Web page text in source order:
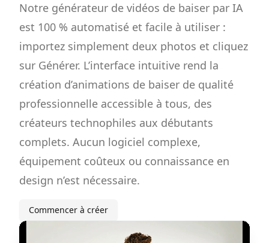
Notre générateur de vidéos de baiser par IA
est 100 % automatisé et facile à utiliser :
importez simplement deux photos et cliquez
sur Générer. L’interface intuitive rend la
création d’animations de baiser de qualité
professionnelle accessible à tous, des
créateurs technophiles aux débutants
complets. Aucun logiciel complexe,
équipement coûteux ou connaissance en
design n’est nécessaire.
Commencer à créer